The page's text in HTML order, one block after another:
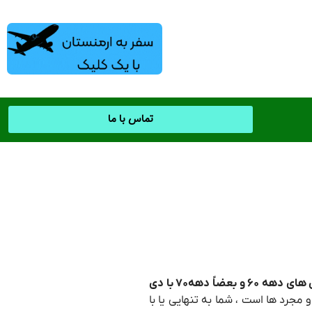
تماس با ما
سبک موسیقی های دهه ۶۰ و بعضاً دهه۷۰ با دی
مجرد ها است ، شما به تنهایی یا با